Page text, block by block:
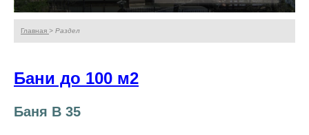
Главная > Раздел
Бани до 100 м2
Баня В 35